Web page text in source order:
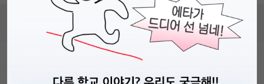
서울특별시 마포구 양화로 113, 5층 사업자등록번호 : 572-87-02009